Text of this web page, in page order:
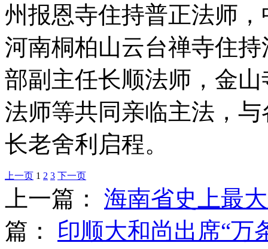
州报恩寺住持普正法师
河南桐柏山云台禅寺住
部副主任长顺法师，金
法师等共同亲临主法，
长老舍利启程。
上一页 1 2 3 下一页
上一篇： 海南省史上最
篇： 印顺大和尚出席“万